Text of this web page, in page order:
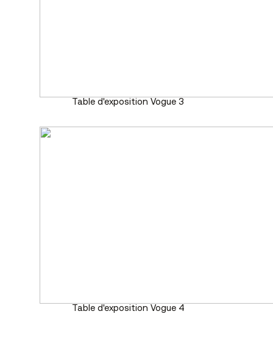
Table d'exposition Vogue 3
Table d'exposition Vogue 4